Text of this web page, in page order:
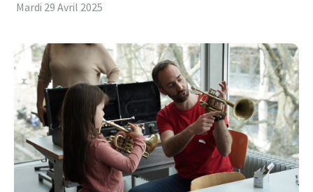
Mardi 29 Avril 2025